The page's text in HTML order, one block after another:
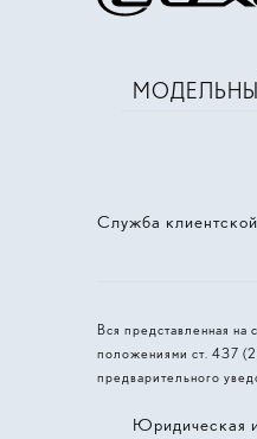
Служба
Вся представленная
положениями ст. 437
предварительного
Юридическая